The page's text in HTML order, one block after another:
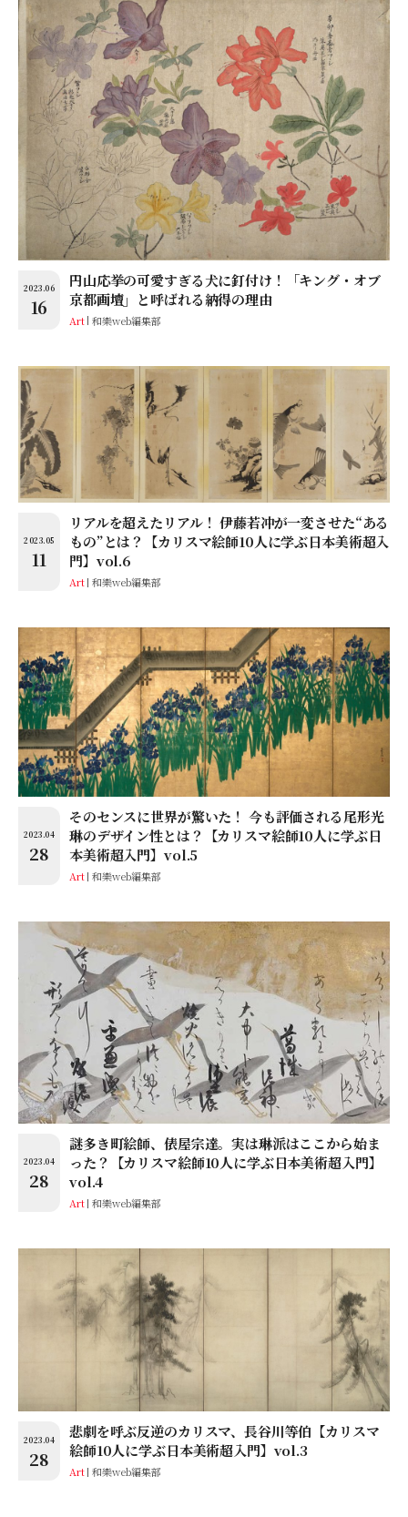
2023.06
16
円山応挙の可愛すぎる犬に釘付け！「キング・オブ
京都画壇」と呼ばれる納得の理由
Art 和樂web編集部
2023.05
11
リアルを超えたリアル！ 伊藤若冲が一変させた“ある
もの”とは？【カリスマ絵師10人に学ぶ日本美術超入
門】vol.6
Art 和樂web編集部
2023.04
28
そのセンスに世界が驚いた！ 今も評価される尾形光
琳のデザイン性とは？【カリスマ絵師10人に学ぶ日
本美術超入門】vol.5
Art 和樂web編集部
2023.04
28
謎多き町絵師、俵屋宗達。実は琳派はここから始ま
った？【カリスマ絵師10人に学ぶ日本美術超入門】
vol.4
Art 和樂web編集部
2023.04
28
悲劇を呼ぶ反逆のカリスマ、長谷川等伯【カリスマ
絵師10人に学ぶ日本美術超入門】vol.3
Art 和樂web編集部